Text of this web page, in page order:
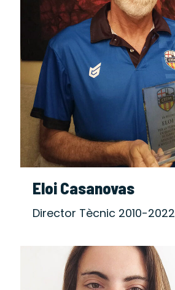
Eloi Casanovas
Director Tècnic 2010-2022